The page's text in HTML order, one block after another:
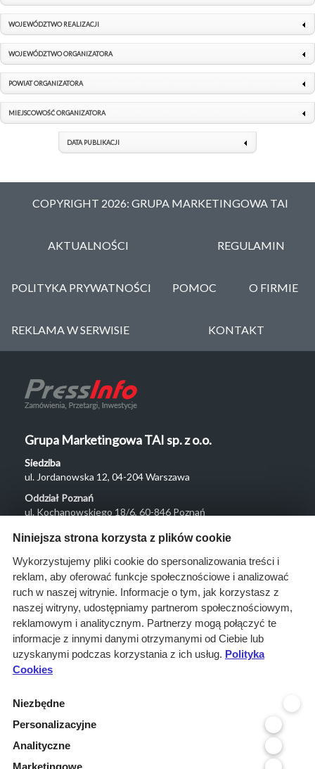
WOJEWÓDZTWO REALIZACJI
WOJEWÓDZTWO ORGANIZATORA
POWIAT ORGANIZATORA
MIEJSCOWOŚĆ ORGANIZATORA
DATA PUBLIKACJI
COPYRIGHT 2026: GRUPA MARKETINGOWA TAI
AKTUALNOŚCI REGULAMIN
POLITYKA PRYWATNOŚCI POMOC O FIRMIE
REKLAMA W SERWISIE KONTAKT
Grupa Marketingowa TAI sp. z o.o.
Siedziba
ul. Jordanowska 12, 04-204 Warszawa
Oddział Poznań
ul. Kochanowskiego 18/6, 60-846 Poznań
Menu
O nas
Rozwiązania
Monitoring
przetargów
Raporty
przetargowe
Kontakt
Kontakt
Infolinia 800 800 707
Niniejsza strona korzysta z plików cookie
Wykorzystujemy pliki cookie do spersonalizowania treści i
reklam, aby oferować funkcje społecznościowe i analizować
ruch w naszej witrynie. Informacje o tym, jak korzystasz z
naszej witryny, udostępniamy partnerom społecznościowym,
reklamowym i analitycznym. Partnerzy mogą połączyć te
informacje z innymi danymi otrzymanymi od Ciebie lub
uzyskanymi podczas korzystania z ich usług. Polityka
Cookies
Niezbędne
Personalizacyjne
Analityczne
Marketingowe